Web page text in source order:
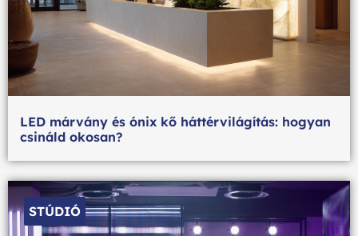
LED márvány és ónix kő háttérvilágítás: hogyan
csináld okosan?
STÚDIÓ